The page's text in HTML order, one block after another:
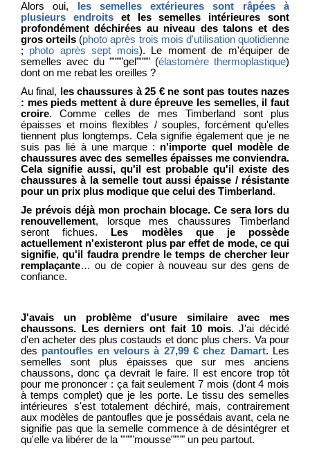
Alors oui,
les semelles extérieures sont râpées à
plusieurs endroitset les semelles intérieures sont
profondément déchirées au niveau des talons et des
gros orteils (photo après trois mois d'utilisation quotidienne
; photo après sept mois). Le moment de m'équiper de
semelles avec du """"gel"""" (élastomère thermoplastique)
dont on me rebat les oreilles ?
Au final,
les chaussures à 25 € ne sont pas toutes nazes
: mes pieds mettent à dure épreuve les semelles, il faut
croire. Comme celles de mes Timberland sont plus
épaisses et moins flexibles / souples, forcément qu'elles
tiennent plus longtemps. Cela signifie également que je ne
suis pas lié à une marque : n'importe quel modèle de
chaussures avec des semelles épaisses me conviendra.
Cela signifie aussi, qu'il est probable qu'il existe des
chaussures à la semelle tout aussi épaisse / résistante
pour un prix plus modique que celui des Timberland .
Je prévois déjà mon prochain blocage. Ce sera lors du
renouvellement, lorsque mes chaussures Timberland
seront fichues.
Les modèles que je possède
actuellement n'existeront plus par effet de mode, ce qui
signifie, qu'il faudra prendre le temps de chercher leur
remplaçante… ou de copier à nouveau sur des gens de
confiance.
J'avais un problème d'usure similaire avec mes
chaussons. Les derniers ont fait 10 mois. J'ai décidé
d'en acheter des plus costauds et donc plus chers. Va pour
des pantoufles en velours à 27,99 € chez Damart. Les
semelles sont plus épaisses que sur mes anciens
chaussons, donc ça devrait le faire. Il est encore trop tôt
pour me prononcer : ça fait seulement 7 mois (dont 4 mois
à temps complet) que je les porte. Le tissu des semelles
intérieures s'est totalement déchiré, mais, contrairement
aux modèles de pantoufles que je possédais avant, cela ne
signifie pas que la semelle commence à de désintégrer et
qu'elle va libérer de la """"mousse"""" un peu partout.